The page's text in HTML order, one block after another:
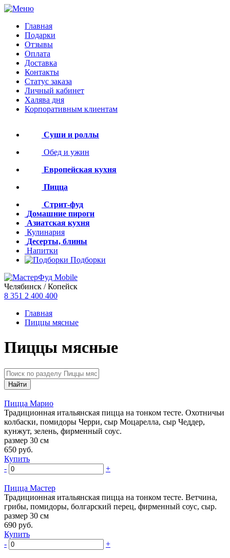
Главная
Подарки
Отзывы
Оплата
Доставка
Контакты
Статус заказа
Личный кабинет
Халява дня
Корпоративным клиентам
Суши и роллы
Обед и ужин
Европейская кухня
Пицца
Стрит-фуд
Домашние пироги
Азиатская кухня
Кулинария
Десерты, блины
Напитки
Подборки
Челябинск / Копейск
8 351 2 400 400
Главная
Пиццы мясные
Пиццы мясные
Пицца Марио
Традиционная итальянская пицца на тонком тесте. Охотничьи
колбаски, помидоры Черри, сыр Моцарелла, сыр Чеддер,
кунжут, зелень, фирменный соус.
размер 30 см
650 руб.
Купить
-
+
Пицца Мастер
Традиционная итальянская пицца на тонком тесте. Ветчина,
грибы, помидоры, болгарский перец, фирменный соус, сыр.
размер 30 см
690 руб.
Купить
-
+